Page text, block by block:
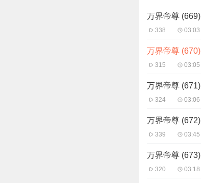
万界帝尊 (669)
338 03:03
万界帝尊 (670)
315 03:05
万界帝尊 (671)
324 03:06
万界帝尊 (672)
339 03:45
万界帝尊 (673)
320 03:18